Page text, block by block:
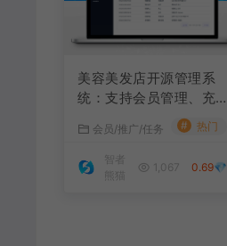
美容美发店开源管理系
统：支持会员管理、充
值消费、经营分析的轻
量工具
会员/推广/任务 # 热门
智者
熊猫
1,067 0.69💎